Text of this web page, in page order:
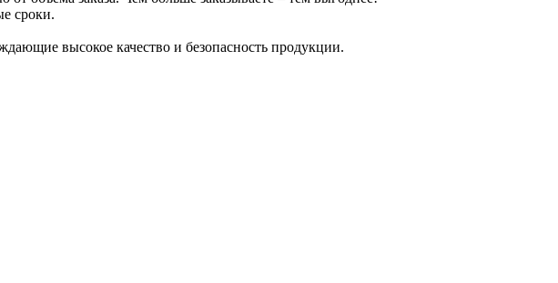
сроки.
высокое качество и безопасность продукции.